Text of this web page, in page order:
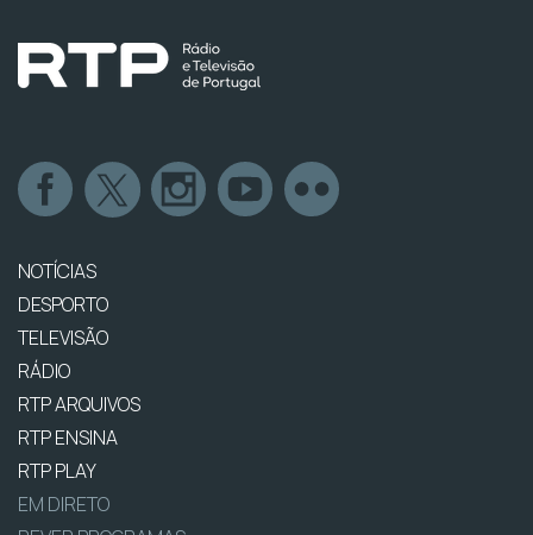
NOTÍCIAS
DESPORTO
TELEVISÃO
RÁDIO
RTP ARQUIVOS
RTP ENSINA
RTP PLAY
EM DIRETO